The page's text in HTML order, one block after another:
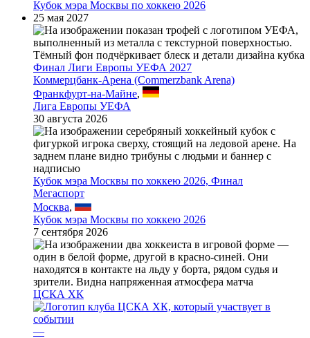
Кубок мэра Москвы по хоккею 2026
25 мая 2027
Финал Лиги Европы УЕФА 2027
Коммерцбанк-Арена (Commerzbank Arena)
Франкфурт-на-Майне,
Лига Европы УЕФА
30 августа 2026
Кубок мэра Москвы по хоккею 2026, Финал
Мегаспорт
Москва,
Кубок мэра Москвы по хоккею 2026
7 сентября 2026
ЦСКА ХК
—